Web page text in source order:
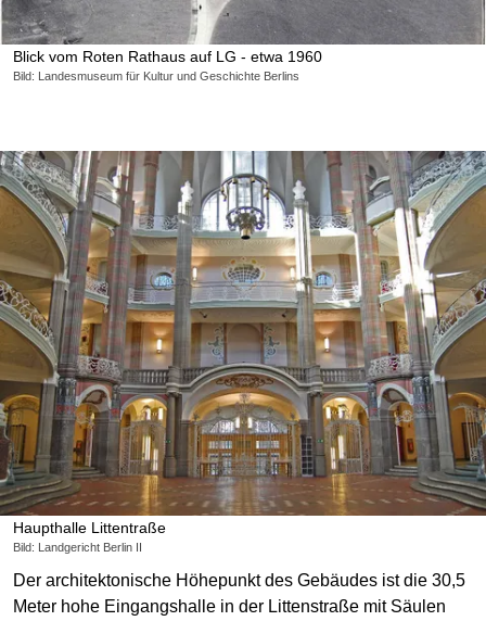
Blick vom Roten Rathaus auf LG - etwa 1960
Bild: Landesmuseum für Kultur und Geschichte Berlins
Haupthalle Littentraße
Bild: Landgericht Berlin II
Der architektonische Höhepunkt des Gebäudes ist die 30,5
Meter hohe Eingangshalle in der Littenstraße mit Säulen